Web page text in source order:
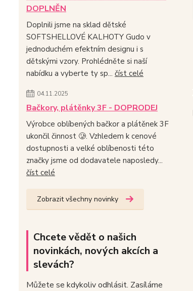
DOPLNĚN
Doplnili jsme na sklad dětské
SOFTSHELLOVÉ KALHOTY Gudo v
jednoduchém efektním designu i s
dětskými vzory. Prohlédněte si naší
nabídku a vyberte ty sp... číst celé
04.11.2025
Bačkory, plátěnky 3F - DOPRODEJ
Výrobce oblíbených bačkor a plátěnek 3F
ukončil činnost 🥲. Vzhledem k cenové
dostupnosti a velké oblíbenosti této
značky jsme od dodavatele naposledy...
číst celé
Zobrazit všechny novinky
Chcete vědět o našich
novinkách, nových akcích a
slevách?
Můžete se kdykoliv odhlásit. Zasíláme